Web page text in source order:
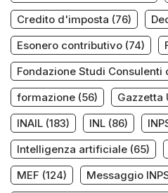
Credito d'imposta (76)
Esonero contributivo (74)
Fondazione Studi Consulenti
formazione (56) Gazzetta
INAIL (183) INL (86)
Intelligenza artificiale (65)
MEF (124) Messaggio